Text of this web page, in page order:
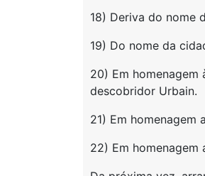
18) Deriva do nome
19) Do nome da
20) Em homenagem
descobridor Urbain.
21) Em homenagem
22) Em homenagem